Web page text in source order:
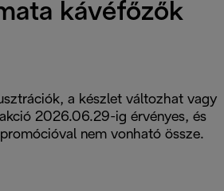
kávéfőzők
a készlet változhat vagy
2026.06.29-ig érvényes, és
nem vonható össze.